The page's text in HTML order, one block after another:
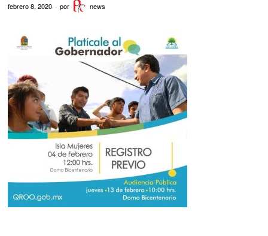
febrero 8, 2020 por news